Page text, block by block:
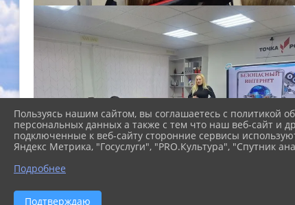
Пользуясь нашим сайтом, вы соглашаетесь с политикой
персональных данных а также с тем что наш веб-сайт и
подключенные к веб-сайту сторонние сервисы
Яндекс Метрика, "Госуслуги", "PRO.Культура", "Спутник
Подробнее
Подтверждаю